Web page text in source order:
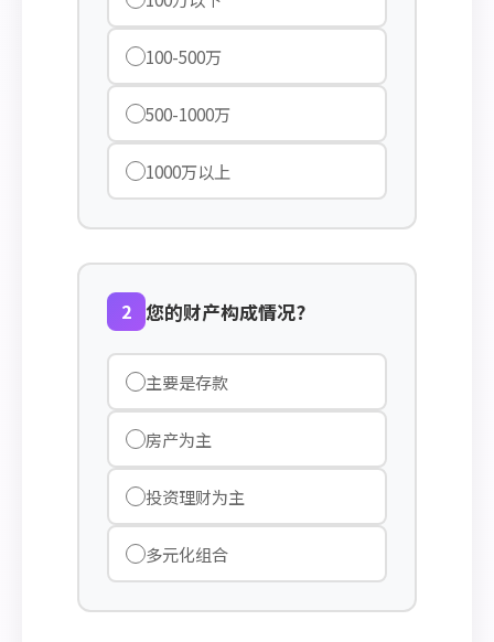
100-500万
500-1000万
1000万以上
2 您的财产构成情况?
主要是存款
房产为主
投资理财为主
多元化组合